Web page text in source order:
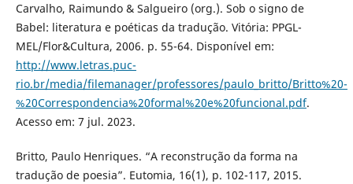
Carvalho, Raimundo & Salgueiro (org.). Sob o signo de
Babel: literatura e poéticas da tradução. Vitória: PPGL-
MEL/Flor&Cultura, 2006. p. 55-64. Disponível em:
http://www.letras.puc-
rio.br/media/filemanager/professores/paulo_britto/Britto%20-
%20Correspondencia%20formal%20e%20funcional.pdf.
Acesso em: 7 jul. 2023.
Britto, Paulo Henriques. “A reconstrução da forma na
tradução de poesia”. Eutomia, 16(1), p. 102-117, 2015.